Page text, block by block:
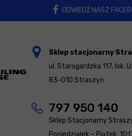
ODWIEDŹ NASZ
Sklep stacjonarny
ul. Starogardzka 117, lok.
83-010 Straszyn
797 950 140
Sklep Stacjonarny